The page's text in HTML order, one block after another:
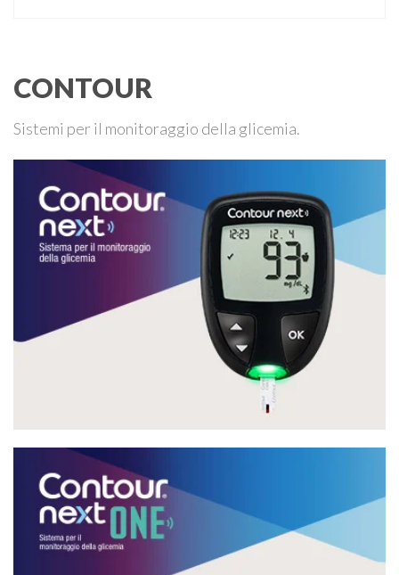
CONTOUR
Sistemi per il monitoraggio della glicemia.